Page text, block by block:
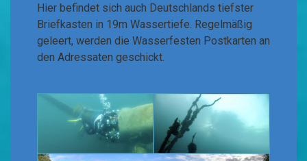
Hier befindet sich auch Deutschlands tiefster
Briefkasten in 19m Wassertiefe. Regelmäßig
geleert, werden die Wasserfesten Postkarten an
den Adressaten geschickt.